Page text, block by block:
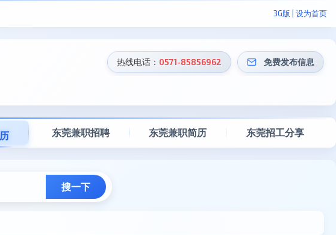
3G版 设为首页
热线电话： 0571-85856962 免费发布信息
东莞兼职招聘 东莞兼职简历 东莞招工分享